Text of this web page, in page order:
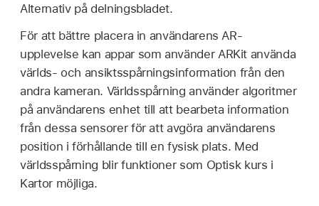
Alternativ på delningsbladet.
För att bättre placera in användarens AR-
upplevelse kan appar som använder ARKit använda
världs- och ansiktsspårningsinformation från den
andra kameran. Världsspårning använder algoritmer
på användarens enhet till att bearbeta information
från dessa sensorer för att avgöra användarens
position i förhållande till en fysisk plats. Med
världsspårning blir funktioner som Optisk kurs i
Kartor möjliga.